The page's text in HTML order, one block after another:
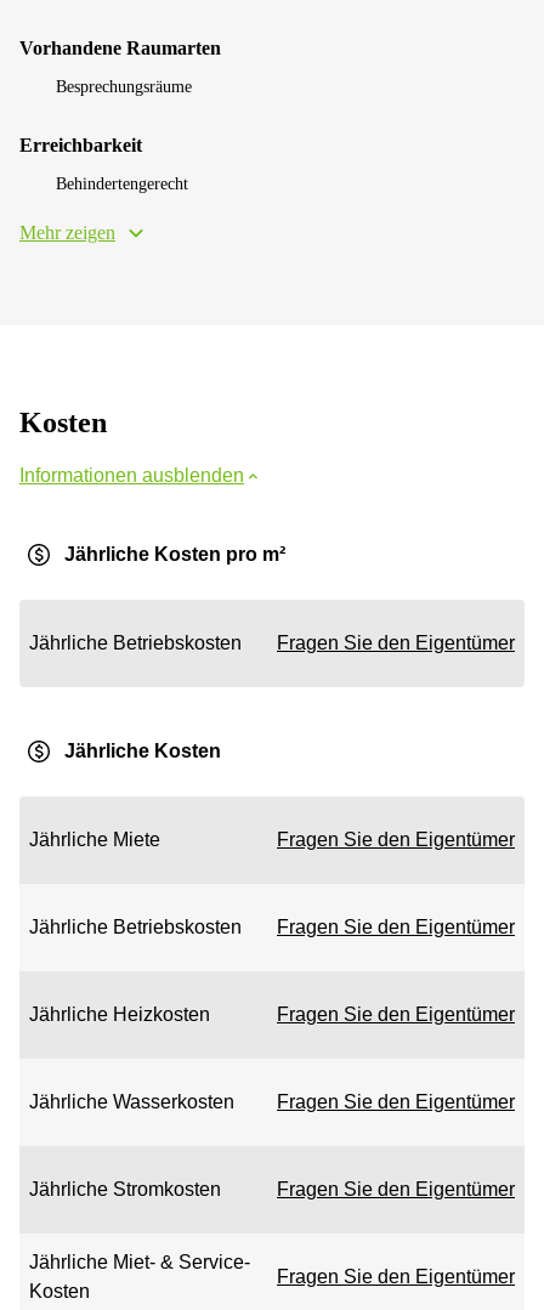
Vorhandene Raumarten
Besprechungsräume
Erreichbarkeit
Behindertengerecht
Mehr zeigen
Kosten
Informationen ausblenden
Jährliche Kosten pro m²
Jährliche Betriebskosten Fragen Sie den Eigentümer
Jährliche Kosten
Jährliche Miete Fragen Sie den Eigentümer
Jährliche Betriebskosten Fragen Sie den Eigentümer
Jährliche Heizkosten Fragen Sie den Eigentümer
Jährliche Wasserkosten Fragen Sie den Eigentümer
Jährliche Stromkosten Fragen Sie den Eigentümer
Jährliche Miet- & Service-
Kosten
Fragen Sie den Eigentümer